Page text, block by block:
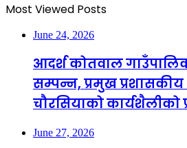
Most Viewed Posts
June 24, 2026
आदर्श कोतवाल
सम्पन्न, प्रमुख
चौरसियाको कार्यशैलीको
June 27, 2026